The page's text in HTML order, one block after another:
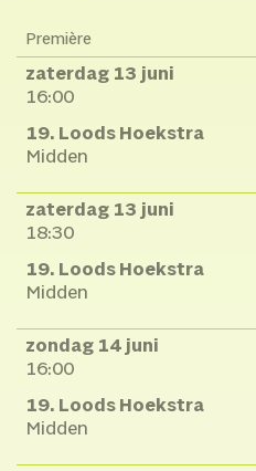
Première
zaterdag 13 juni
16:00
19. Loods Hoekstra
Midden
zaterdag 13 juni
18:30
19. Loods Hoekstra
Midden
zondag 14 juni
16:00
19. Loods Hoekstra
Midden